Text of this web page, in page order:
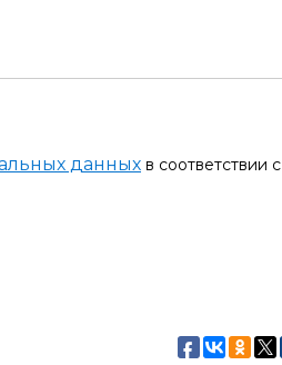
данных в соответствии с